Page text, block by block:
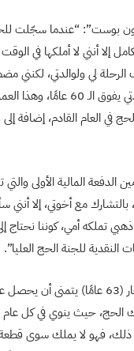
إلا أنني لا أملكها في
لي ولوالدتي، لكنني
والذهاب كون عمر والدتي يفوق الـ
في العام القادم، إضافة
مع أخوتي، إلا أنني
تملكه أمي، كوننا نحتاج
النقدية للجنة الحج العليا”.
أما السيد عبد الله النجار (63 عامًا)
الحج، حيث ينوي في كل
ذلك، فهو لا يملك سوى